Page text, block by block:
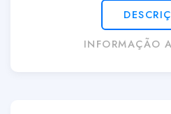
INFORMAÇÃO